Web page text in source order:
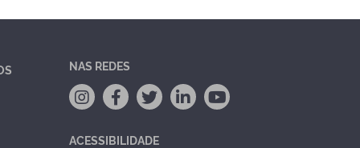
NAS REDES
ACESSIBILIDADE